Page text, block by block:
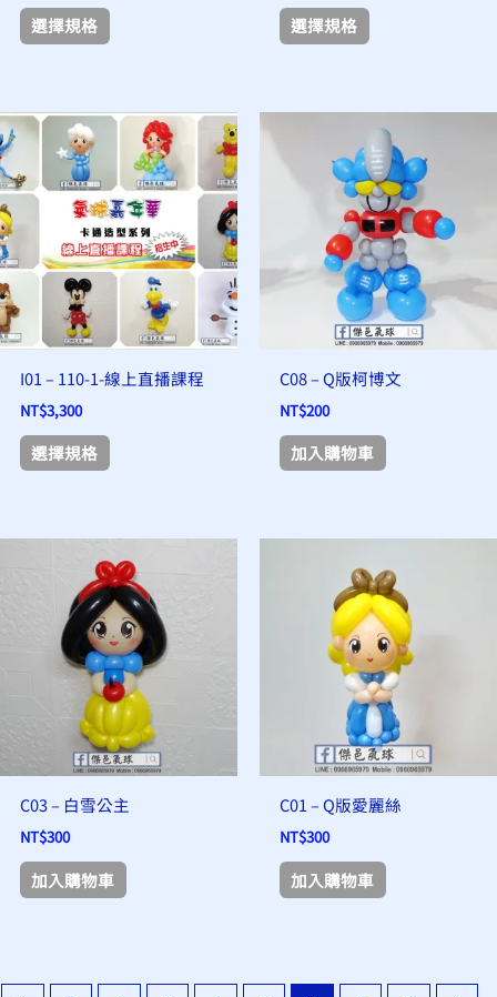
選擇規格
選
項
選擇規格
選
擇
選
項
I01 – 110-1-線上直播課程
NT$3,300
選擇規格
此
品
有
多
種
式。
可
在
選
擇
選
項
C08 – Q版柯博文
NT$200
加入購物車
C03 – 白雪公主
NT$300
加入購物車
C01 – Q版愛麗絲
NT$300
加入購物車